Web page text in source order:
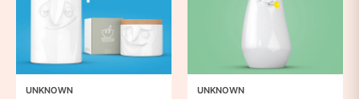
UNKNOWN UNKNOWN